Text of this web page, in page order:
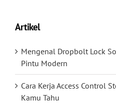
Artikel
Mengenal Dropbolt Lock
Pintu Modern
Cara Kerja Access Control
Kamu Tahu